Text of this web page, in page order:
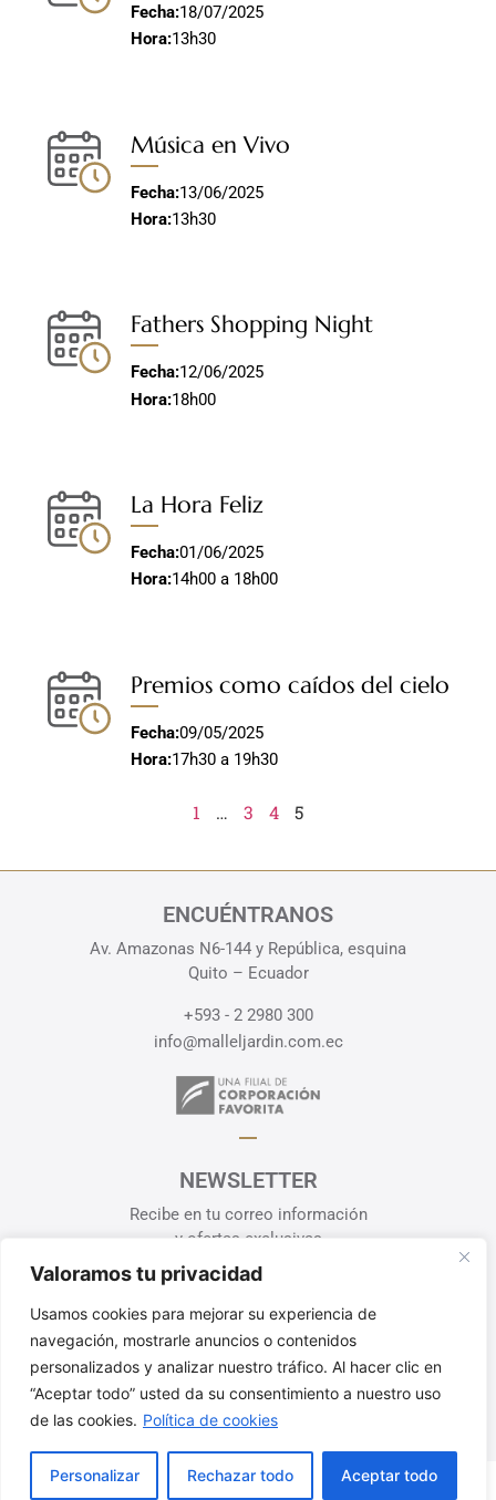
Valoramos tu privacidad
Usamos cookies para mejorar su experiencia de
navegación, mostrarle anuncios o contenidos
personalizados y analizar nuestro tráfico. Al hacer clic en
“Aceptar todo” usted da su consentimiento a nuestro uso
de las cookies. Política de cookies
Personalizar Rechazar todo Aceptar todo
Fecha:18/07/2025
Hora:13h30
Música en Vivo
Fecha:13/06/2025
Hora:13h30
Fathers Shopping Night
Fecha:12/06/2025
Hora:18h00
La Hora Feliz
Fecha:01/06/2025
Hora:14h00 a 18h00
Premios como caídos del cielo
Fecha:09/05/2025
Hora:17h30 a 19h30
1 … 3 4 5
ENCUÉNTRANOS
Av. Amazonas N6-144 y República, esquina
Quito – Ecuador
+593 - 2 2980 300
info@malleljardin.com.ec
NEWSLETTER
Recibe en tu correo información
y ofertas exclusivas
¡SUSCRÍBETE!